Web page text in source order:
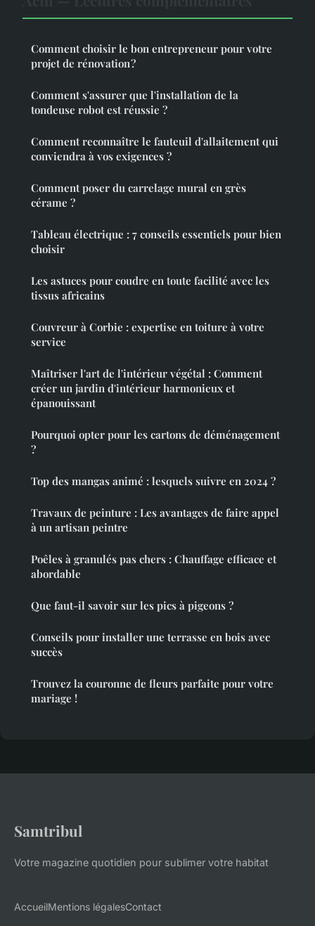
Comment choisir le bon entrepreneur pour votre
projet de rénovation ?
Comment s'assurer que l'installation de la
tondeuse robot est réussie ?
Comment reconnaître le fauteuil d'allaitement qui
conviendra à vos exigences ?
Comment poser du carrelage mural en grès
cérame ?
Tableau électrique : 7 conseils essentiels pour bien
choisir
Les astuces pour coudre en toute facilité avec les
tissus africains
Couvreur à Corbie : expertise en toiture à votre
service
Maîtriser l'art de l'intérieur végétal : Comment
créer un jardin d'intérieur harmonieux et
épanouissant
Pourquoi opter pour les cartons de déménagement
?
Top des mangas animé : lesquels suivre en 2024 ?
Travaux de peinture : Les avantages de faire appel
à un artisan peintre
Poêles à granulés pas chers : Chauffage efficace et
abordable
Que faut-il savoir sur les pics à pigeons ?
Conseils pour installer une terrasse en bois avec
succès
Trouvez la couronne de fleurs parfaite pour votre
mariage !
Samtribul
Votre magazine quotidien pour sublimer votre habitat
AccueilMentions légalesContact